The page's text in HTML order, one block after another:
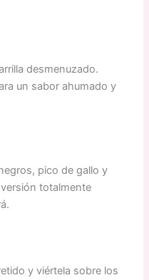
desmenuzado.
un sabor ahumado y
pico de gallo y
totalmente
y viértela sobre los